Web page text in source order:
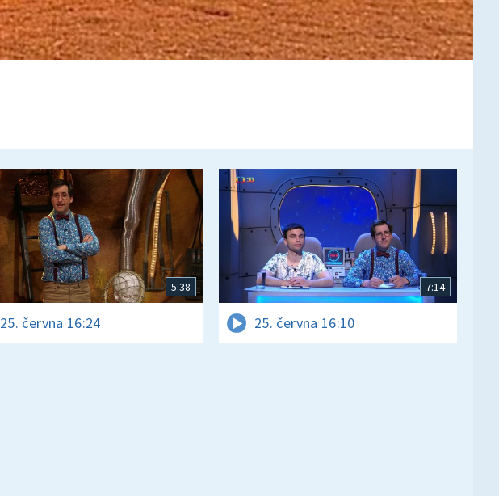
5:38
25. června 16:24
7:14
25. června 16:10